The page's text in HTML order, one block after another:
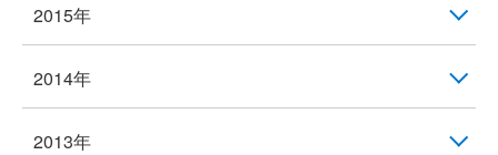
2015年
2014年
2013年